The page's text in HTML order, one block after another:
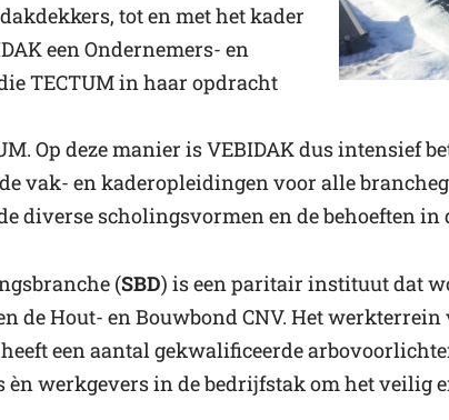
tot en met het kader
een Ondernemers- en
TECTUM in haar opdracht
Op deze manier is VEBIDAK dus intensief
vak- en kaderopleidingen voor alle
diverse scholingsvormen en de behoeften in
(SBD) is een paritair instituut dat
de Hout- en Bouwbond CNV. Het werkterrein
een aantal gekwalificeerde
werkgevers in de bedrijfstak om het veilig